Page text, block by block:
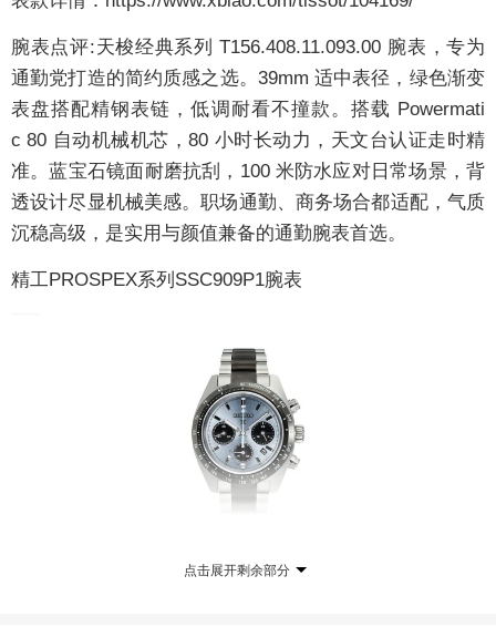
腕表点评:天梭经典系列 T156.408.11.093.00 腕表，专为
通勤党打造的简约质感之选。39mm 适中表径，绿色渐变
表盘搭配精钢表链，低调耐看不撞款。搭载 Powermati
c 80 自动机械机芯，80 小时长动力，天文台认证走时精
准。蓝宝石镜面耐磨抗刮，100 米防水应对日常场景，背
透设计尽显机械美感。职场通勤、商务场合都适配，气质
沉稳高级，是实用与颜值兼备的通勤腕表首选。
精工PROSPEX系列SSC909P1腕表
点击展开剩余部分